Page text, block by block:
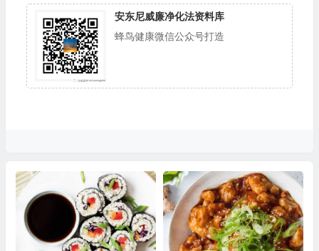
安东尼威廉净化法资料库
蜂鸟健康微信公众号打造